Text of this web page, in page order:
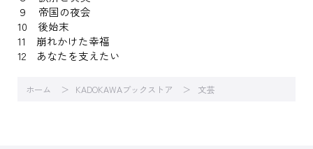
９ 帝国の夜会
10 後始末
11 崩れかけた幸福
12 あなたを支えたい
ホーム KADOKAWAブックストア 文芸